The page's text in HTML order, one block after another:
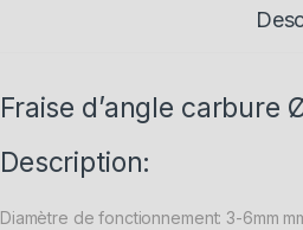
Fraise d’angle carbure
Description:
Diamètre de fonctionnement: 3-6mm